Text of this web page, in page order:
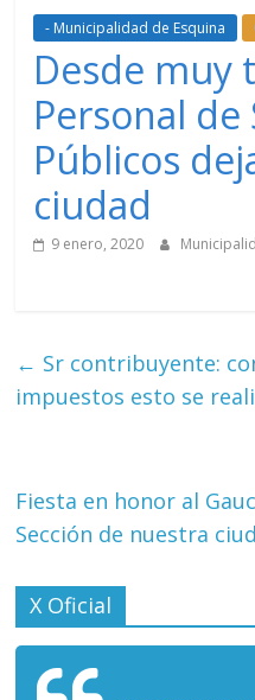
- Municipalidad de Esquina
Desde muy
Personal de
Públicos
ciudad
9 enero, 2020
← Sr contribuyente:
impuestos esto se
Fiesta en honor al
Sección de nuestra
X Oficial